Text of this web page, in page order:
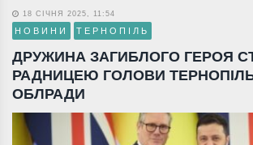
18 СІЧНЯ 2025, 11:54
НОВИНИ ТЕРНОПІЛЬ
ДРУЖИНА ЗАГИБЛОГО ГЕРОЯ
РАДНИЦЕЮ ГОЛОВИ
ОБЛРАДИ